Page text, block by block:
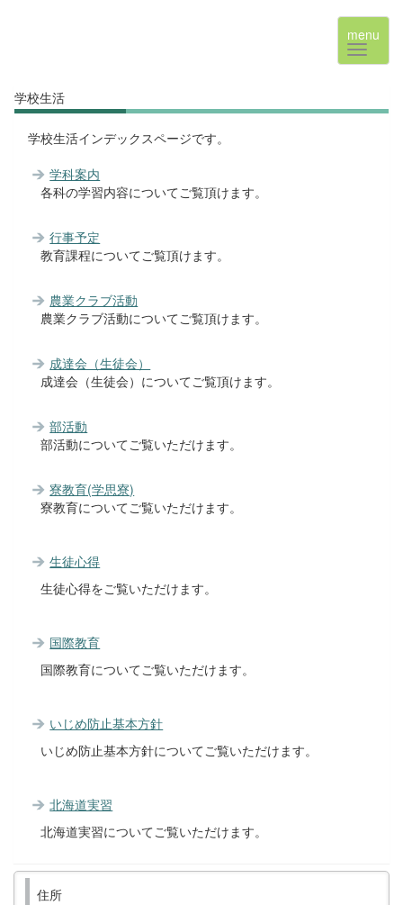
menu
学校生活
学校生活インデックスページです。
学科案内
各科の学習内容についてご覧頂けます。
行事予定
教育課程についてご覧頂けます。
農業クラブ活動
農業クラブ活動についてご覧頂けます。
成達会（生徒会）
成達会（生徒会）についてご覧頂けます。
部活動
部活動についてご覧いただけます。
寮教育(学思寮)
寮教育についてご覧いただけます。
生徒心得
生徒心得をご覧いただけます。
国際教育
国際教育についてご覧いただけます。
いじめ防止基本方針
いじめ防止基本方針についてご覧いただけます。
北海道実習
北海道実習についてご覧いただけます。
住所